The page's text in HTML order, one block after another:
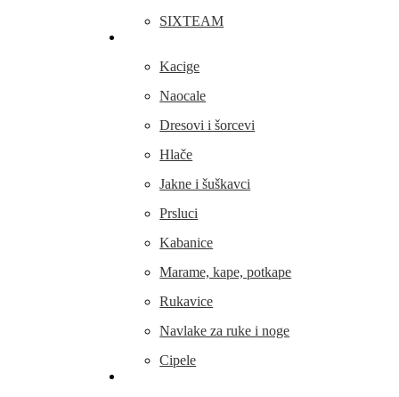
SIXTEAM
Kacige
Naocale
Dresovi i šorcevi
Hlače
Jakne i šuškavci
Prsluci
Kabanice
Marame, kape, potkape
Rukavice
Navlake za ruke i noge
Cipele